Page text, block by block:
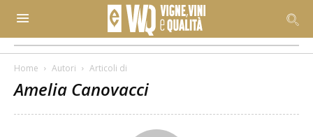
Home Autori Articoli di
Amelia Canovacci